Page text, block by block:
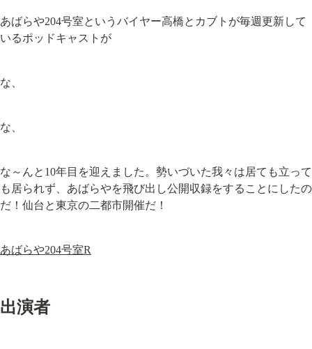
あばらや204号室というバイヤー高橋とカブトが毎週更新して
いるポッドキャストが
な、
な、
な～んと10年目を迎えました。勢いづいた我々は居ても立って
も居られず、あばらやを飛び出し公開収録をすることにしたの
だ！仙台と東京の二都市開催だ！
あばらや204号室R
出演者